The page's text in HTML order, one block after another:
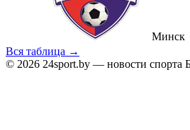
Минск
Вся таблица →
© 2026 24sport.by — новости спорта